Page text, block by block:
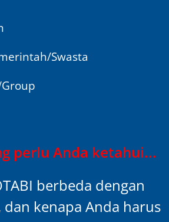
Swasta
perlu Anda ketahui...
berbeda dengan
dan kenapa Anda harus